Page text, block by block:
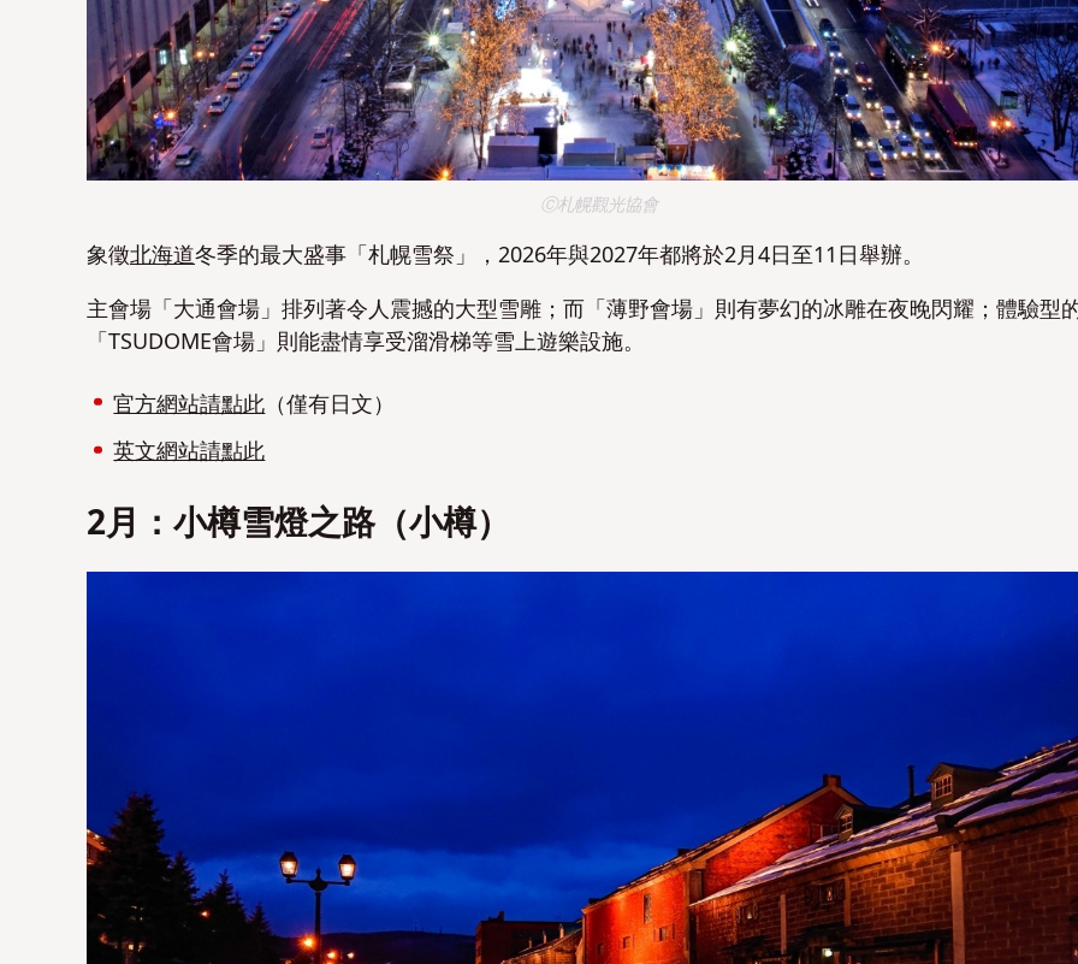
Ⓒ札幌觀光協會
象徵北海道冬季的最大盛事「札幌雪祭」，2026年與2027年都將於2月4日至11日舉辦。
主會場「大通會場」排列著令人震撼的大型雪雕；而「薄野會場」則有夢幻的冰雕在夜晚閃耀；體驗型
「TSUDOME會場」則能盡情享受溜滑梯等雪上遊樂設施。
官方網站請點此（僅有日文）
英文網站請點此
2月：小樽雪燈之路（小樽）